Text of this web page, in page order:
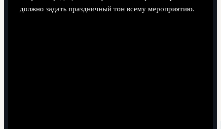
должно задать праздничный тон всему мероприятию.